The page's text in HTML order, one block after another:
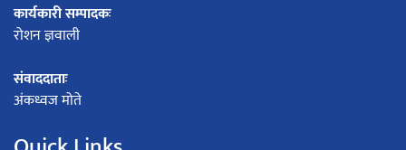
कार्यकारी सम्पादकः
रोशन ज्ञवाली
संवाददाताः
अंकध्वज मोते